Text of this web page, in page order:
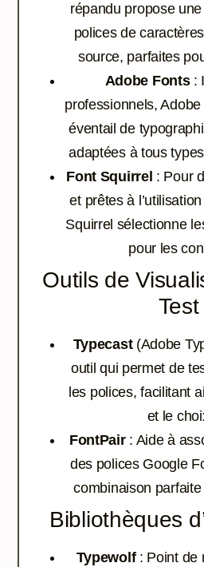
répandu propose
polices de
source, parfaites
Adobe Fonts:
professionnels,
éventail de
adaptées à tous
Font Squirrel : Pour
et prêtes à
Squirrel sélectionne
pour les
Outils de
Test
Typecast(Adobe
outil qui permet de
les polices, facilitant
et le
FontPair: Aide à
des polices Google
combinaison
Bibliothèques
Typewolf: Point de